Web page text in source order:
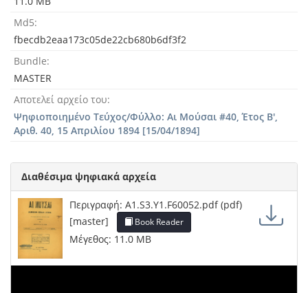
Md5
fbecdb2eaa173c05de22cb680b6df3f2
Bundle
MASTER
Αποτελεί αρχείο του
Ψηφιοποιημένο Τεύχος/Φύλλο: Αι Μούσαι #40, Έτος Β',
Αριθ. 40, 15 Απριλίου 1894 [15/04/1894]
Διαθέσιμα ψηφιακά αρχεία
Περιγραφή: A1.S3.Y1.F60052.pdf (pdf)
[master]
Book Reader
Μέγεθος: 11.0 MB